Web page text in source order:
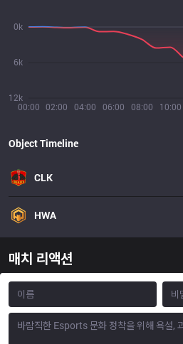
00:00 02:00 04:00 06:00 08:00 10:00
12k
6k
0k
Object Timeline
CLK
HWA
매치 리액션